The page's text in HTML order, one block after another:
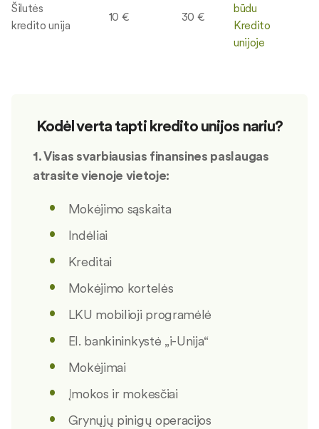
Šilutės
kredito unija
10 € 30 €
būdu
Kredito
unijoje
Kodėl verta tapti kredito unijos nariu?
1. Visas svarbiausias finansines paslaugas
atrasite vienoje vietoje:
Mokėjimo sąskaita
Indėliai
Kreditai
Mokėjimo kortelės
LKU mobilioji programėlė
El. bankininkystė „i-Unija“
Mokėjimai
Įmokos ir mokesčiai
Grynųjų pinigų operacijos